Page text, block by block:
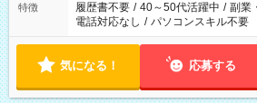
特徴 履歴書不要 / 40～50代活躍中 / 副業
電話対応なし / パソコンスキル不要
気になる！ 応募する